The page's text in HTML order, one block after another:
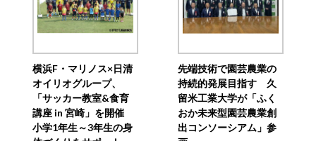
横浜F・マリノス×日清
オイリオグループ、
「サッカー教室&食育
講座 in 宮崎」を開催
小学1年生～3年生の身
先端技術で園芸農業の
持続的発展目指す 久
留米工業大学が「ふく
おか未来型園芸農業創
出コンソーシアム」参